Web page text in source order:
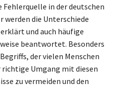
in der deutschen
werden die Unterschiede
und auch häufige
beantwortet. Besonders
der vielen Menschen
Umgang mit diesen
zu vermeiden und den